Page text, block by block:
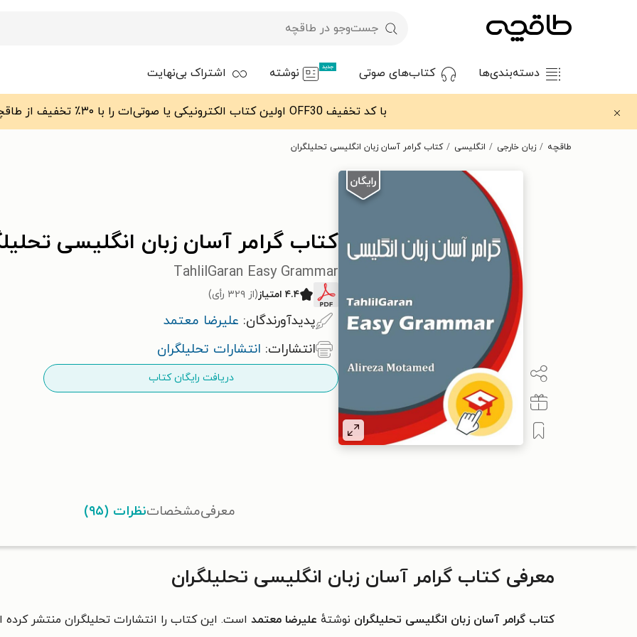
دسته‌بندی‌ها کتاب‌های صوتی جدید نوشته اشتراک بی‌نهایت
با کد تخفیف OFF30 اولین کتاب الکترونیکی یا صوتی‌ات را با ۳۰٪ تخفیف از طاقچه دریافت کن.
طاقچه زبان خارجی انگلیسی کتاب گرامر آسان زبان انگلیسی تحلیلگران
کتاب گرامر آسان زبان انگلیسی
TahlilGaran Easy Grammar
۴.۴ امتیاز (از ۳۲۹ رأی)
پدیدآورندگان: علیرضا معتمد
انتشارات: انتشارات تحلیلگران
دریافت رایگان کتاب
معرفیمشخصاتنظرات (۹۵)
معرفی کتاب گرامر آسان زبان انگلیسی تحلیلگران
کتاب گرامر آسان زبان انگلیسی تحلیلگران نوشتهٔ علیرضا معتمد است. این کتاب را انتشارات تحلیلگران منتشر